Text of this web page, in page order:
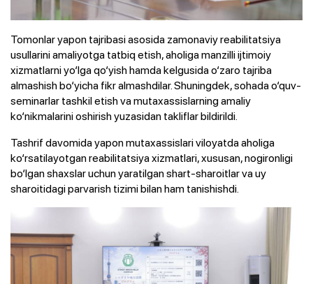
Tomonlar yapon tajribasi asosida zamonaviy reabilitatsiya
usullarini amaliyotga tatbiq etish, aholiga manzilli ijtimoiy
xizmatlarni yo‘lga qo‘yish hamda kelgusida o‘zaro tajriba
almashish bo‘yicha fikr almashdilar. Shuningdek, sohada o‘quv-
seminarlar tashkil etish va mutaxassislarning amaliy
ko‘nikmalarini oshirish yuzasidan takliflar bildirildi.
Tashrif davomida yapon mutaxassislari viloyatda aholiga
ko‘rsatilayotgan reabilitatsiya xizmatlari, xususan, nogironligi
bo‘lgan shaxslar uchun yaratilgan shart-sharoitlar va uy
sharoitidagi parvarish tizimi bilan ham tanishishdi.